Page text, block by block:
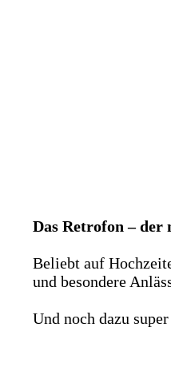
Das Retrofon – der
Beliebt auf
und besondere
Und noch dazu